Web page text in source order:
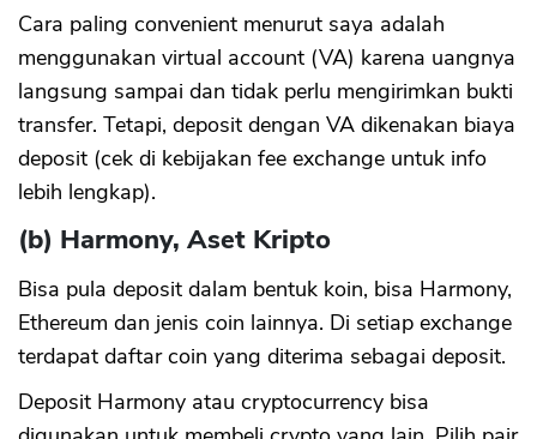
Cara paling convenient menurut saya adalah
menggunakan virtual account (VA) karena uangnya
langsung sampai dan tidak perlu mengirimkan bukti
transfer. Tetapi, deposit dengan VA dikenakan biaya
deposit (cek di kebijakan fee exchange untuk info
lebih lengkap).
(b) Harmony, Aset Kripto
Bisa pula deposit dalam bentuk koin, bisa Harmony,
Ethereum dan jenis coin lainnya. Di setiap exchange
terdapat daftar coin yang diterima sebagai deposit.
Deposit Harmony atau cryptocurrency bisa